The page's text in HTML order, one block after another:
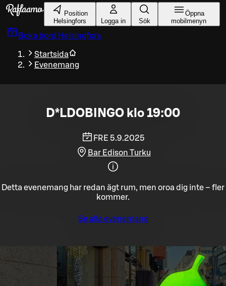
Gå till huvudinnehållet
Position
Helsingfors
Logga in Sök
Öppna
mobilmenyn
Boka bord Helsingfors
Startsida
Evenemang
D*LDOBINGO klo 19:00
FRE 5.9.2025
Bar Edison Turku
Detta evenemang har redan ägt rum, men oroa dig inte – fler
kommer.
Se alla evenemang